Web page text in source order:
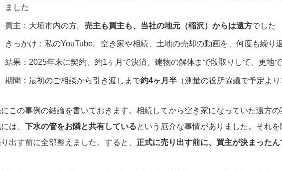
ました
買主：大垣市内の方。 売主も買主も、当社の地元（稲沢）からは遠方でした
きっかけ：私のYouTube。空き家や相続、土地の売却の動画を、何度も繰り
結果：2025年末に契約、約1ヶ月で決済。建物の解体まで段取りして、更地
期間：最初のご相談から引き渡しまで約4ヶ月半 （測量の役所協議で予定よ
にこの事例の結論を書いておきます。相続してから空き家になっていた遠方
は、 下水の管をお隣と共有しているという厄介な事情がありました。それ
出す前に全部整えました。すると、 正式に売り出す前に、買主が決まったん